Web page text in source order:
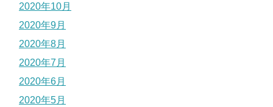
2020年10月
2020年9月
2020年8月
2020年7月
2020年6月
2020年5月